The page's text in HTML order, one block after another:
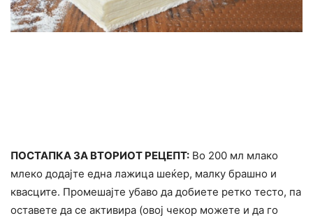
ПОСТАПКА ЗА ВТОРИОТ РЕЦЕПТ: Во 200 мл млако
млеко додајте една лажица шеќер, малку брашно и
квасците. Промешајте убаво да добиете ретко тесто, па
оставете да се активира (овој чекор можете и да го